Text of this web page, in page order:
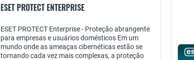
ESET PROTECT ENTERPRISE
ESET PROTECT Enterprise - Proteção abrangente
para empresas e usuários domésticos Em um
mundo onde as ameaças cibernéticas estão se
tornando cada vez mais complexas, a proteção